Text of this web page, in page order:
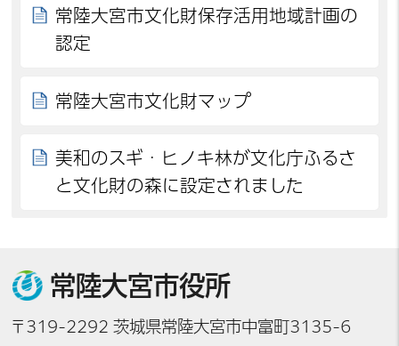
常陸大宮市文化財保存活用地域計画の
認定
常陸大宮市文化財マップ
美和のスギ・ヒノキ林が文化庁ふるさ
と文化財の森に設定されました
常陸大宮市役所
〒319-2292 茨城県常陸大宮市中富町3135-6